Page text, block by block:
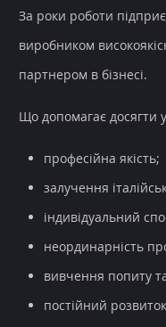
За роки роботи
виробником
партнером в бізнесі.
Що допомагає досягти
професійна якість;
залучення
індивідуальний
неординарність
вивчення попиту
постійний